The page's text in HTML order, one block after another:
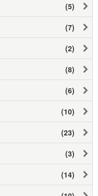
(5)
(7)
(2)
(8)
(6)
(10)
(23)
(3)
(14)